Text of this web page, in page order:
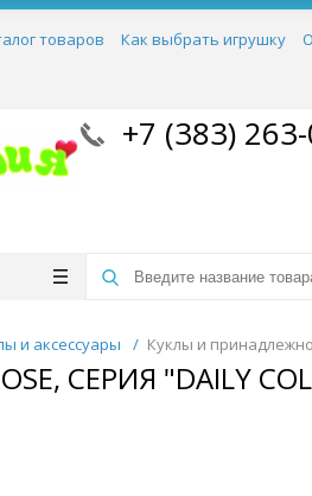
товаров Как выбрать игрушку
+7 (383)
и аксессуары / Куклы и
СЕРИЯ "DAILY